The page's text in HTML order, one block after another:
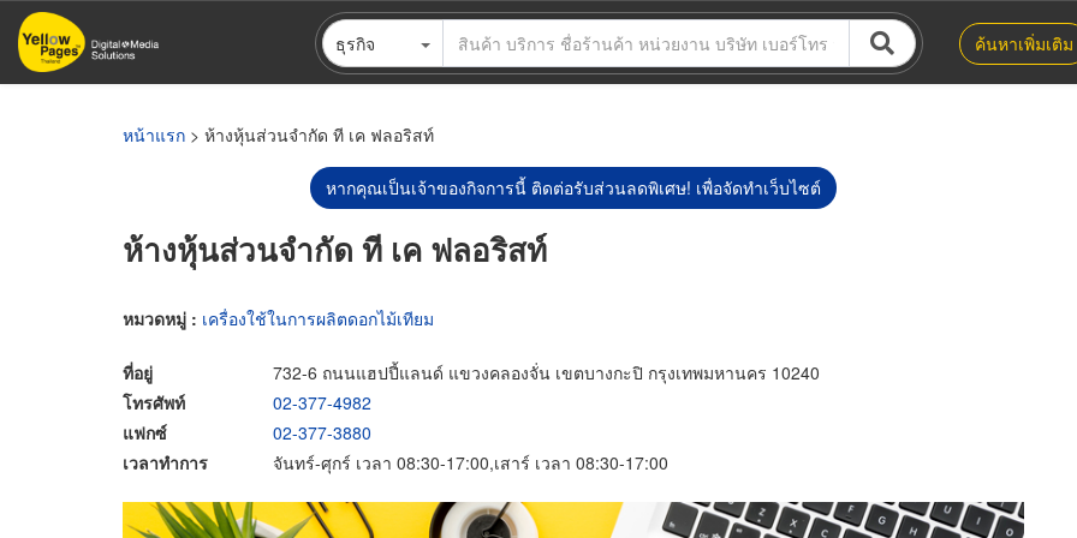
ข้าม
ไป
ธุรกิจ ค้นหาเพิ่มเติม
หน้าแรก > ห้างหุ้นส่วนจำกัด ที เค ฟลอริสท์
หากคุณเป็นเจ้าของกิจการนี้ ติดต่อรับส่วนลดพิเศษ! เพื่อจัดทำเว็บไซต์
ห้างหุ้นส่วนจำกัด ที เค ฟลอริสท์
หมวดหมู่ : เครื่องใช้ในการผลิตดอกไม้เทียม
ที่อยู่
732-6 ถนนแฮปปี้แลนด์ แขวงคลองจั่น เขตบางกะปิ กรุงเทพมหานคร 10240
โทรศัพท์
02-377-4982
แฟกซ์
02-377-3880
เวลาทำการ
จันทร์-ศุกร์ เวลา 08:30-17:00,เสาร์ เวลา 08:30-17:00